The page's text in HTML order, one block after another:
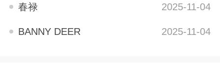
春禄 2025-11-04
BANNY DEER 2025-11-04